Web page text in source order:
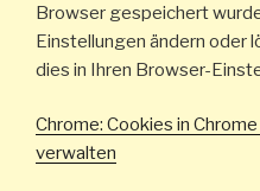
Browser gespeichert
Einstellungen ändern oder
dies in Ihren Browser-
Chrome: Cookies in
verwalten